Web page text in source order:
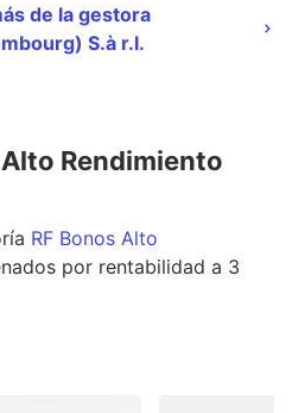
de la gestora
S.à r.l.
Rendimiento
RF Bonos Alto
por rentabilidad a 3